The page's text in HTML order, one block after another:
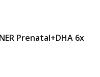
Prenatal+DHA 6x